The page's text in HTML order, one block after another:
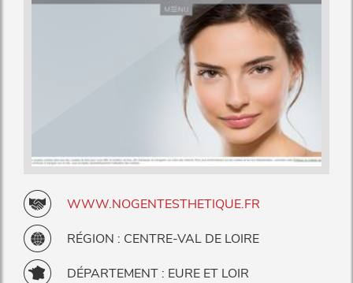
WWW.NOGENTESTHETIQUE.FR
RÉGION : CENTRE-VAL DE LOIRE
DÉPARTEMENT : EURE ET LOIR